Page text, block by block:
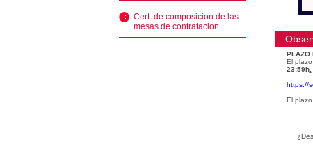
Cert. de composicion de las
mesas de contratacion
PLAZO
El
23:59h.
https://
El